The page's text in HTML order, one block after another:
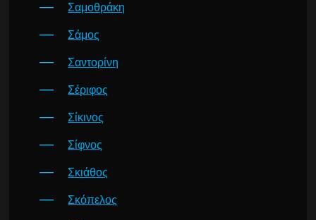
Σαμοθράκη
Σάμος
Σαντορίνη
Σέριφος
Σίκινος
Σίφνος
Σκιάθος
Σκόπελος